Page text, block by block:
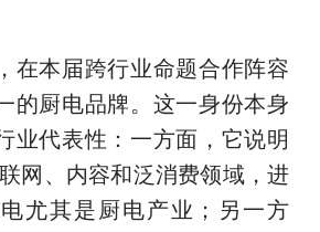
在本届跨行业命题合作阵容
的厨电品牌。这一身份本身
业代表性：一方面，它说明
网、内容和泛消费领域，进
尤其是厨电产业；另一方